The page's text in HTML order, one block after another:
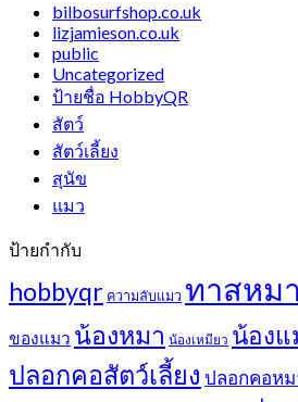
bilbosurfshop.co.uk
lizjamieson.co.uk
public
Uncategorized
ป้ายชื่อ HobbyQR
สัตว์
สัตว์เลี้ยง
สุนัข
แมว
ป้ายกำกับ
hobbyqr ความลับแมว ทาสหมา
ของแมว น้องหมา น้องเหมียว น้องแ
ปลอกคอสัตว์เลี้ยง ปลอกคอหม